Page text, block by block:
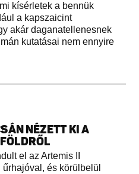
kísérletek a bennük
a kapszaicint
akár daganatellenesnek
kutatásai nem ennyire
NÉZETT KI A
el az Artemis II
és körülbelül